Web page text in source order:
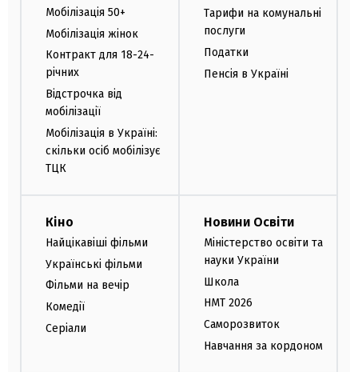
Мобілізація 50+
Мобілізація жінок
Контракт для 18-24-
річних
Відстрочка від
мобілізації
Мобілізація в Україні:
скільки осіб мобілізує
ТЦК
Тарифи на комунальні
послуги
Податки
Пенсія в Україні
Кіно
Найцікавіші фільми
Українські фільми
Фільми на вечір
Комедії
Серіали
Новини Освіти
Міністерство освіти та
науки України
Школа
НМТ 2026
Саморозвиток
Навчання за кордоном